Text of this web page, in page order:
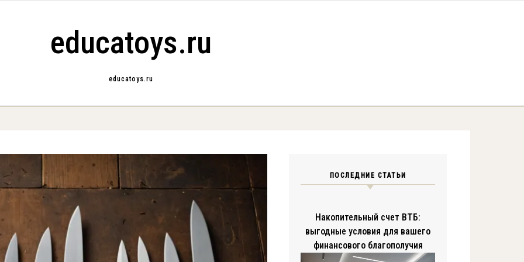
educatoys.ru
educatoys.ru
ПОСЛЕДНИЕ СТАТЬИ
Накопительный счет ВТБ:
выгодные условия для вашего
финансового благополучия